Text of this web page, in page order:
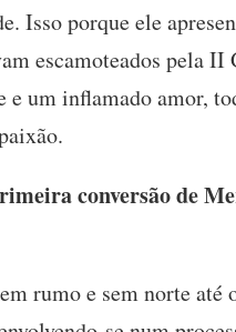
Isso porque ele
escamoteados pela
e um inflamado amor,
conversão de
rumo e sem norte até